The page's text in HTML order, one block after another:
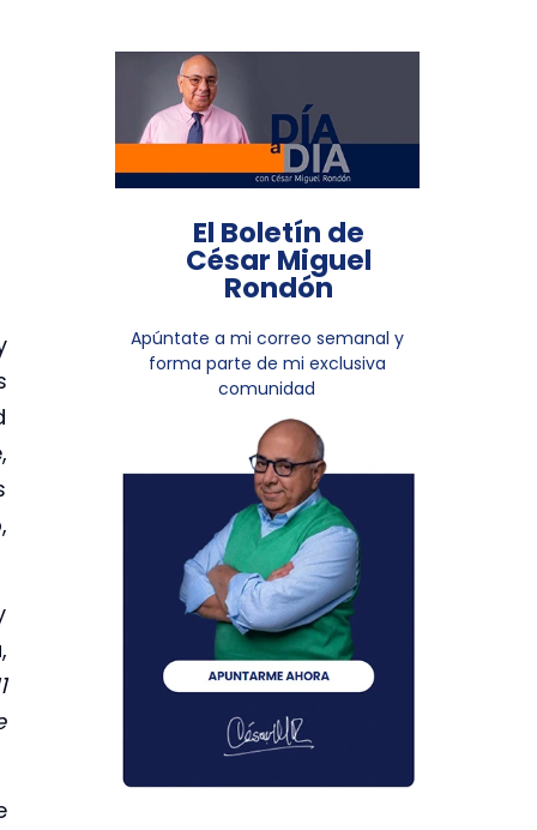
El Boletín de
César Miguel
Rondón
Apúntate a mi correo semanal y
forma parte de mi exclusiva
comunidad